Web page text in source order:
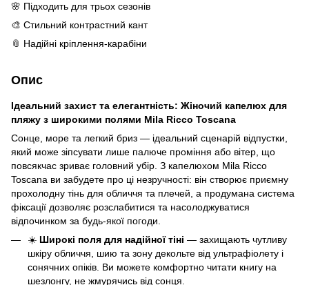
🌸 Підходить для трьох сезонів
🎨 Стильний контрастний кант
📎 Надійні кріплення-карабіни
Опис
Ідеальний захист та елегантність: Жіночий капелюх для
пляжу з широкими полями Mila Ricco Toscana
Сонце, море та легкий бриз — ідеальний сценарій відпустки,
який може зіпсувати лише палюче проміння або вітер, що
повсякчас зриває головний убір. З капелюхом Mila Ricco
Toscana ви забудете про ці незручності: він створює приємну
прохолодну тінь для обличчя та плечей, а продумана система
фіксації дозволяє розслабитися та насолоджуватися
відпочинком за будь-якої погоди.
☀️ Широкі поля для надійної тіні — захищають чутливу
шкіру обличчя, шию та зону декольте від ультрафіолету і
сонячних опіків. Ви можете комфортно читати книгу на
шезлонгу, не жмурячись від сонця.